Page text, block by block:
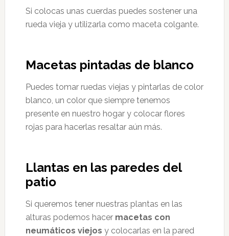
Si colocas unas cuerdas puedes sostener una
rueda vieja y utilizarla como maceta colgante.
Macetas pintadas de blanco
Puedes tomar ruedas viejas y pintarlas de color
blanco, un color que siempre tenemos
presente en nuestro hogar y colocar flores
rojas para hacerlas resaltar aún más.
Llantas en las paredes del
patio
Si queremos tener nuestras plantas en las
alturas podemos hacer macetas con
neumáticos viejos y colocarlas en la pared